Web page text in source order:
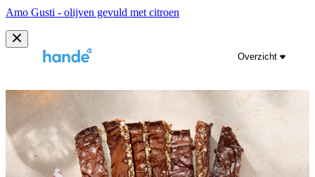
Amo Gusti - olijven gevuld met citroen
Overzicht